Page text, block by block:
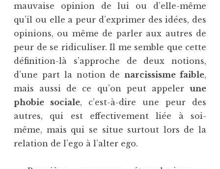
mauvaise opinion de lui ou d’elle-même
qu’il ou elle a peur d’exprimer des idées, des
opinions, ou même de parler aux autres de
peur de se ridiculiser. Il me semble que cette
définition-là s’approche de deux notions,
d’une part la notion denarcissisme faible,
mais aussi de ce qu’on peut appeler une
phobie sociale, c’est-à-dire une peur des
autres, qui est effectivement liée à soi-
même, mais qui se situe surtout lors de la
relation de l’ego à l’alter ego.